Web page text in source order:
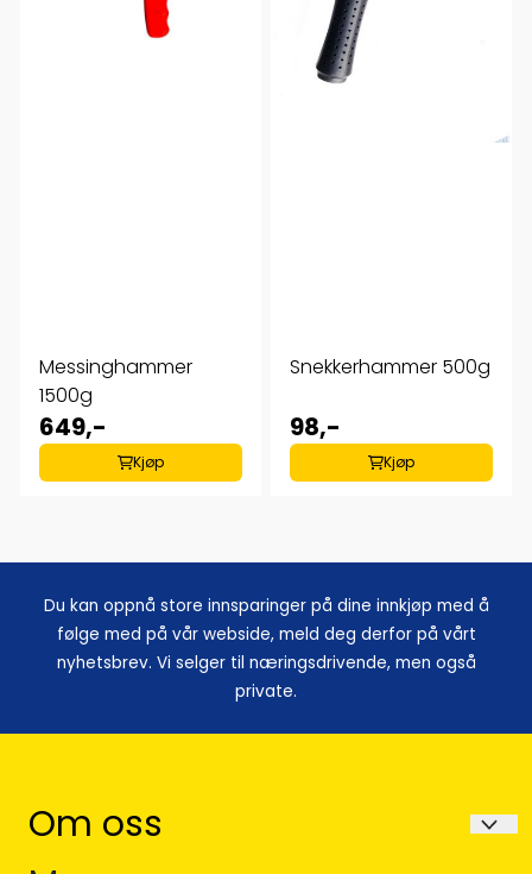
Messinghammer
1500g
649,-
Kjøp
Snekkerhammer 500g
98,-
Kjøp
Du kan oppnå store innsparinger på dine innkjøp med å
følge med på vår webside, meld deg derfor på vårt
nyhetsbrev. Vi selger til næringsdrivende, men også
private.
Om oss
Avela as